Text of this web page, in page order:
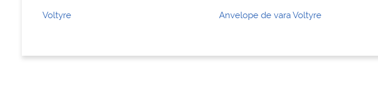
Voltyre Anvelope de vara Voltyre